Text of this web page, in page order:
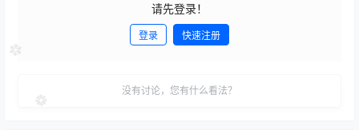
请先登录！
登录 快速注册
没有讨论，您有什么看法？